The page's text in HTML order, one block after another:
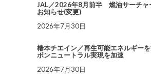
JAL／2026年8月前半 燃油サーチャ
お知らせ(変更)
2026年7月30日
椿本チエイン／再生可能エネルギー
ボンニュートラル実現を加速
2026年7月30日